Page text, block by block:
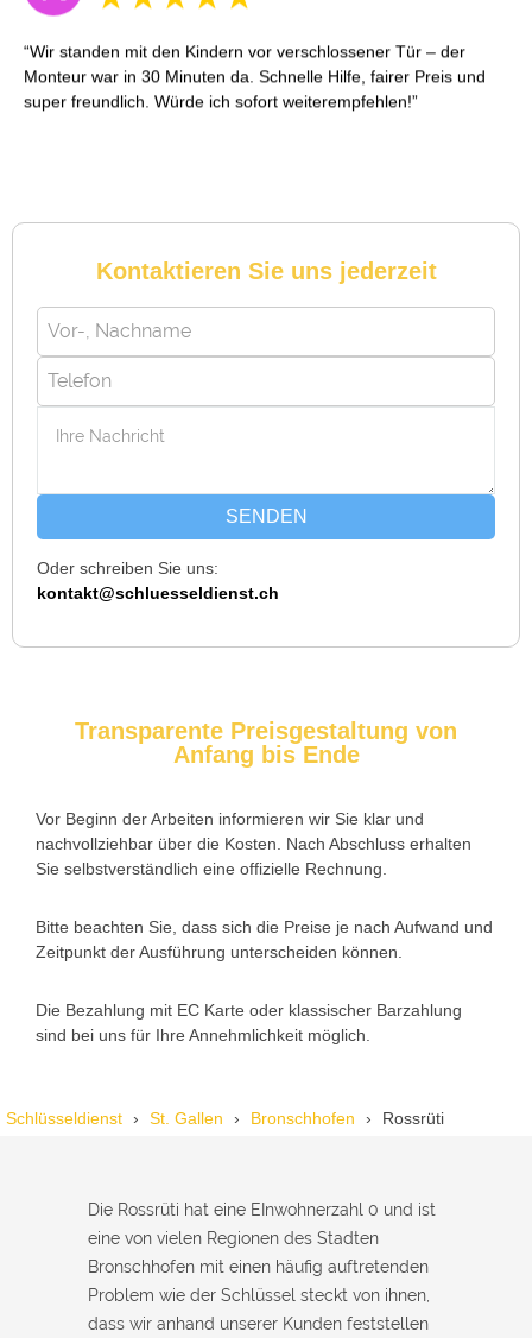
E Eliane M. aus Herrliberg
beschädigen. Wirklich top Service und transparente Kosten!
R Reto S. aus Zürich
Notöffnung bei meiner alten Balkontür war nötig. Ich dachte
hatte sie in wenigen Minuten offen. Sehr beeindruckt!
M
Service rufen. Techniker war schnell da, aber das Ersatzteil
(Zylinder) war nicht sofort verfügbar. Kam am nächsten Tag.
höher als erwartet – aber nachvollziehbar erklärt.
Wir standen mit den Kindern vor verschlossener Tür – der
Monteur war in 30 Minuten da. Schnelle Hilfe, fairer Preis und
super freundlich. Würde ich sofort weiterempfehlen!
Kontaktieren Sie uns jederzeit
SENDEN
Oder schreiben Sie uns:
kontakt@schluesseldienst.ch
Transparente Preisgestaltung von
Anfang bis Ende
Vor Beginn der Arbeiten informieren wir Sie klar und
nachvollziehbar über die Kosten. Nach Abschluss erhalten
Sie selbstverständlich eine offizielle Rechnung.
Bitte beachten Sie, dass sich die Preise je nach Aufwand und
Zeitpunkt der Ausführung unterscheiden können.
Die Bezahlung mit EC Karte oder klassischer Barzahlung
sind bei uns für Ihre Annehmlichkeit möglich.
Schlüsseldienst St. Gallen Bronschhofen Rossrüti
Die Rossrüti hat eine EInwohnerzahl 0 und ist
eine von vielen Regionen des Stadten
Bronschhofen mit einen häufig auftretenden
Problem wie der Schlüssel steckt von ihnen,
dass wir anhand unserer Kunden feststellen